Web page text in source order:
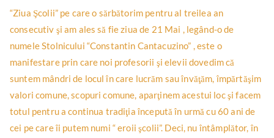
“Ziua Şcolii” pe care o sărbătorim pentru al treilea an
consecutiv şi am ales să fie ziua de 21 Mai , legând-o de
numele Stolnicului “Constantin Cantacuzino” , este o
manifestare prin care noi profesorii şi elevii dovedim că
suntem mândri de locul în care lucrăm sau învăţăm, împărtăşim
valori comune, scopuri comune, aparţinem acestui loc şi facem
totul pentru a continua tradiţia începută în urmă cu 60 ani de
cei pe care îi putem numi “ eroii şcolii”. Deci, nu întâmplător, în